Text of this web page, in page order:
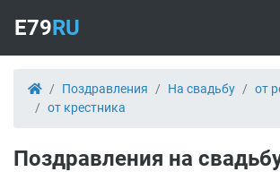
E79RU
Поздравления На свадьбу
от
от крестника
Поздравления на